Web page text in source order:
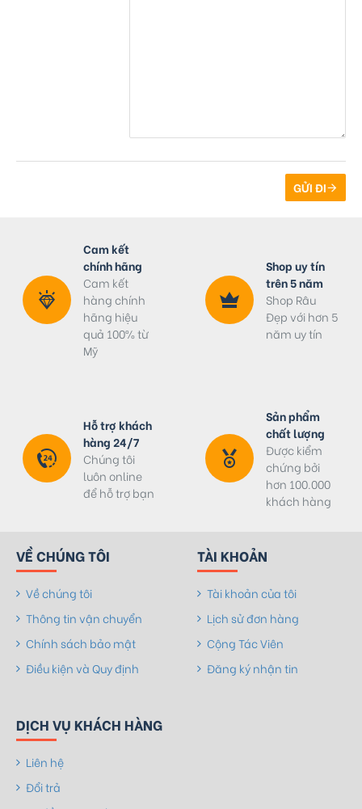
GỬI ĐI
Cam kết
chính hãng
Cam kết
hàng chính
hãng hiệu
quả 100% từ
Mỹ
Shop uy tín
trên 5 năm
Shop Râu
Đẹp với hơn 5
năm uy tín
Hỗ trợ khách
hàng 24/7
Chúng tôi
luôn online
để hỗ trợ bạn
Sản phẩm
chất lượng
Được kiểm
chứng bởi
hơn 100.000
khách hàng
VỀ CHÚNG TÔI
Về chúng tôi
Thông tin vận chuyển
Chính sách bảo mật
Điều kiện và Quy định
TÀI KHOẢN
Tài khoản của tôi
Lịch sử đơn hàng
Cộng Tác Viên
Đăng ký nhận tin
DỊCH VỤ KHÁCH HÀNG
Liên hệ
Đổi trả